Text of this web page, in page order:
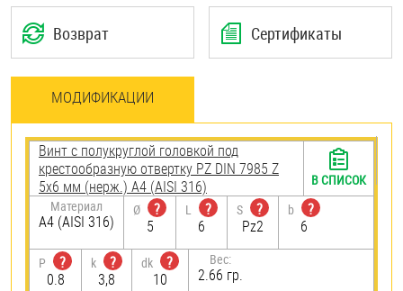
Возврат Сертификаты
МОДИФИКАЦИИ
Винт с полукруглой головкой под
крестообразную отвертку PZ DIN 7985 Z
5х6 мм (нерж.) A4 (AISI 316)
Материал
A4 (AISI 316)
Ø
?
5
L
?
6
S
?
Pz2
b
?
6
P
?
0.8
k
?
3,8
dk
?
10
Вес:
2.66 гр.
В СПИСОК